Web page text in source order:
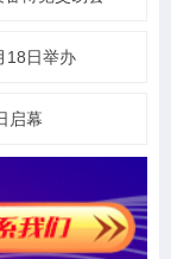
18日举办
启幕